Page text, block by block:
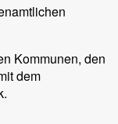
Kommunen, den
dem